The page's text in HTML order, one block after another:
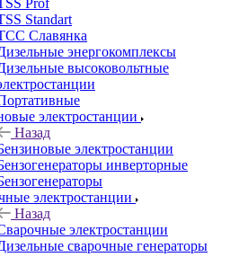
Prof
Standart
Славянка
энергокомплексы
высоковольтные
электростанции
Назад
электростанции
инверторные
электростанции
Назад
электростанции
сварочные генераторы